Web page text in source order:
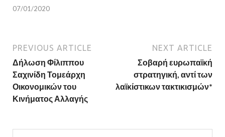
07/01/2020
PREVIOUS ARTICLE
Δήλωση Φίλιππου
Σαχινίδη Τομεάρχη
Οικονομικών του
Κινήματος Αλλαγής
NEXT ARTICLE
Σοβαρή ευρωπαϊκή
στρατηγική, αντί των
λαϊκίστικων τακτικισμών*